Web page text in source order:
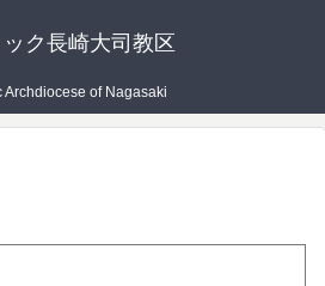
ク長崎大司教区
Archdiocese of Nagasaki